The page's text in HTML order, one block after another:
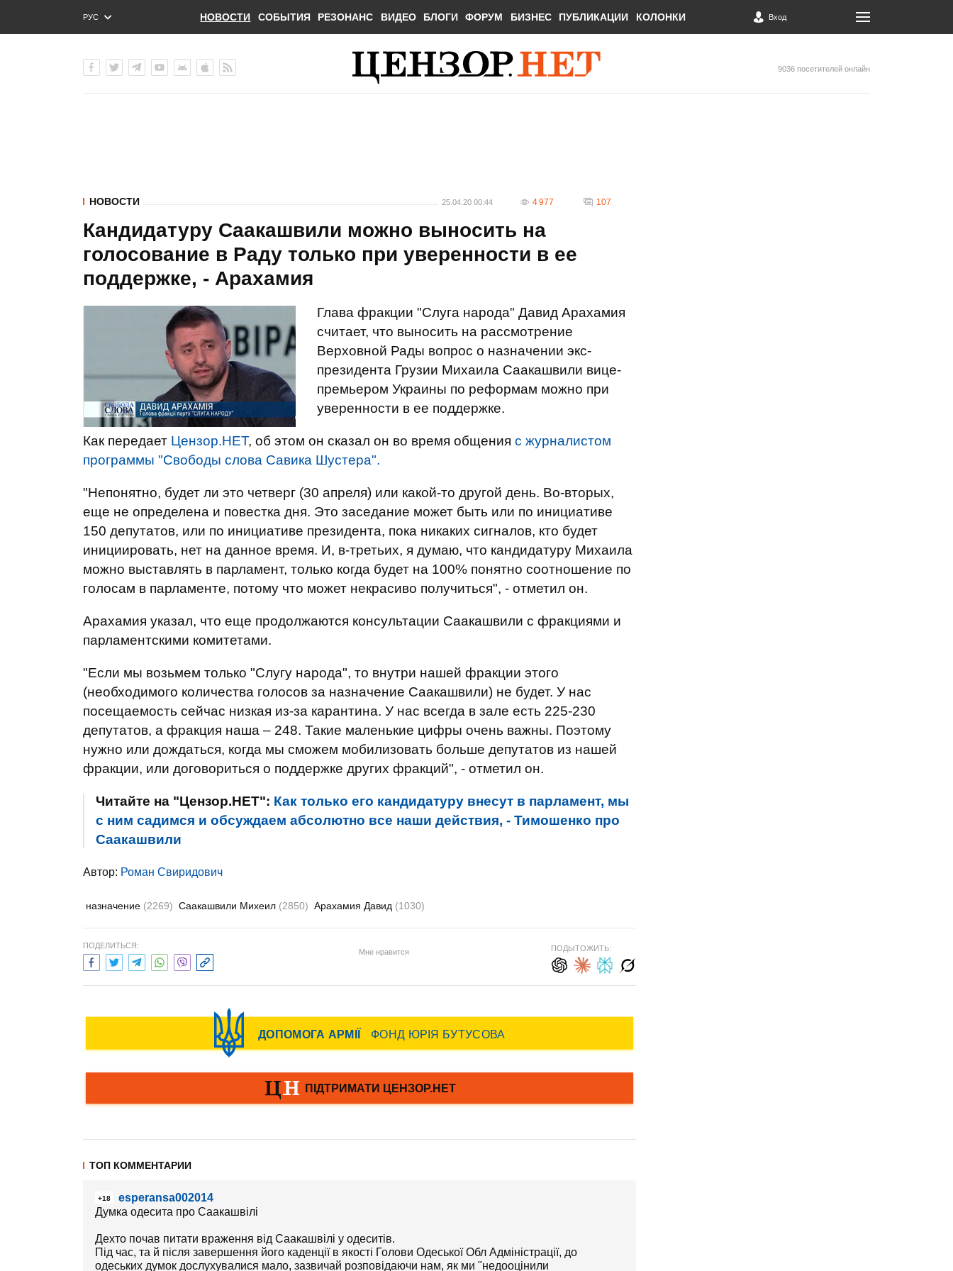
РУС
ENG
НОВОСТИ СОБЫТИЯ РЕЗОНАНС ВИДЕО БЛОГИ ФОРУМ БИЗНЕС ПУБЛИКАЦИИ КОЛОНКИ Вход
9036 посетителей онлайн
НОВОСТИ 25.04.20 00:44 4 977 107
Кандидатуру Саакашвили можно выносить на
голосование в Раду только при уверенности в ее
поддержке, - Арахамия
Глава фракции "Слуга народа" Давид Арахамия
считает, что выносить на рассмотрение
Верховной Рады вопрос о назначении экс-
президента Грузии Михаила Саакашвили вице-
премьером Украины по реформам можно при
уверенности в ее поддержке.
Как передает Цензор.НЕТ, об этом он сказал он во время общения с журналистом
программы "Свободы слова Савика Шустера".
"Непонятно, будет ли это четверг (30 апреля) или какой-то другой день. Во-вторых,
еще не определена и повестка дня. Это заседание может быть или по инициативе
150 депутатов, или по инициативе президента, пока никаких сигналов, кто будет
инициировать, нет на данное время. И, в-третьих, я думаю, что кандидатуру Михаила
можно выставлять в парламент, только когда будет на 100% понятно соотношение по
голосам в парламенте, потому что может некрасиво получиться", - отметил он.
Арахамия указал, что еще продолжаются консультации Саакашвили с фракциями и
парламентскими комитетами.
"Если мы возьмем только "Слугу народа", то внутри нашей фракции этого
(необходимого количества голосов за назначение Саакашвили) не будет. У нас
посещаемость сейчас низкая из-за карантина. У нас всегда в зале есть 225-230
депутатов, а фракция наша – 248. Такие маленькие цифры очень важны. Поэтому
нужно или дождаться, когда мы сможем мобилизовать больше депутатов из нашей
фракции, или договориться о поддержке других фракций", - отметил он.
Читайте на "Цензор.НЕТ": Как только его кандидатуру внесут в парламент, мы
с ним садимся и обсуждаем абсолютно все наши действия, - Тимошенко про
Саакашвили
Автор: Роман Свиридович
назначение (2269) Саакашвили Михеил (2850) Арахамия Давид (1030)
ПОДЕЛИТЬСЯ:
Мне нравится ПОДЫТОЖИТЬ:
ТОП КОММЕНТАРИИ
+18
esperansa002014
Думка одесита про Саакашвілі
Дехто почав питати враження від Саакашвілі у одеситів.
Під час, та й після завершення його каденції в якості Голови Одеської Обл Адміністрації, до
одеських думок дослухувалися мало, зазвичай розповідаючи нам, як ми "недооцінили